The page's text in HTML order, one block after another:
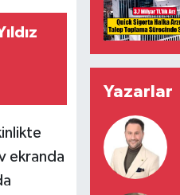
ekranda
Yazarlar